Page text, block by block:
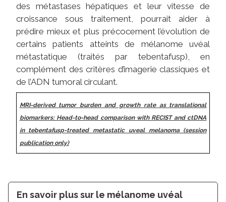
des métastases hépatiques et leur vitesse de
croissance sous traitement, pourrait aider à
prédire mieux et plus précocement l’évolution de
certains patients atteints de mélanome uvéal
métastatique (traités par tebentafusp), en
complément des critères d’imagerie classiques et
de l’ADN tumoral circulant.
MRI-derived tumor burden and growth rate as translational
biomarkers: Head-to-head comparison with RECIST and ctDNA
in tebentafusp-treated metastatic uveal melanoma(session
publication only)
En savoir plus sur le mélanome uvéal